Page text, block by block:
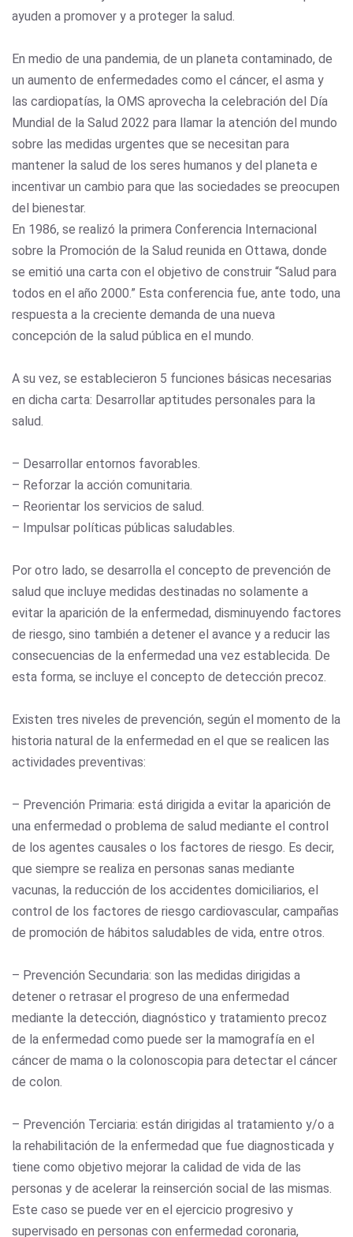
ayuden a promover y a proteger la salud.
En medio de una pandemia, de un planeta contaminado, de
un aumento de enfermedades como el cáncer, el asma y
las cardiopatías, la OMS aprovecha la celebración del Día
Mundial de la Salud 2022 para llamar la atención del mundo
sobre las medidas urgentes que se necesitan para
mantener la salud de los seres humanos y del planeta e
incentivar un cambio para que las sociedades se preocupen
del bienestar.
En 1986, se realizó la primera Conferencia Internacional
sobre la Promoción de la Salud reunida en Ottawa, donde
se emitió una carta con el objetivo de construir “Salud para
todos en el año 2000.” Esta conferencia fue, ante todo, una
respuesta a la creciente demanda de una nueva
concepción de la salud pública en el mundo.
A su vez, se establecieron 5 funciones básicas necesarias
en dicha carta: Desarrollar aptitudes personales para la
salud.
– Desarrollar entornos favorables.
– Reforzar la acción comunitaria.
– Reorientar los servicios de salud.
– Impulsar políticas públicas saludables.
Por otro lado, se desarrolla el concepto de prevención de
salud que incluye medidas destinadas no solamente a
evitar la aparición de la enfermedad, disminuyendo factores
de riesgo, sino también a detener el avance y a reducir las
consecuencias de la enfermedad una vez establecida. De
esta forma, se incluye el concepto de detección precoz.
Existen tres niveles de prevención, según el momento de la
historia natural de la enfermedad en el que se realicen las
actividades preventivas:
– Prevención Primaria: está dirigida a evitar la aparición de
una enfermedad o problema de salud mediante el control
de los agentes causales o los factores de riesgo. Es decir,
que siempre se realiza en personas sanas mediante
vacunas, la reducción de los accidentes domiciliarios, el
control de los factores de riesgo cardiovascular, campañas
de promoción de hábitos saludables de vida, entre otros.
– Prevención Secundaria: son las medidas dirigidas a
detener o retrasar el progreso de una enfermedad
mediante la detección, diagnóstico y tratamiento precoz
de la enfermedad como puede ser la mamografía en el
cáncer de mama o la colonoscopia para detectar el cáncer
de colon.
– Prevención Terciaria: están dirigidas al tratamiento y/o a
la rehabilitación de la enfermedad que fue diagnosticada y
tiene como objetivo mejorar la calidad de vida de las
personas y de acelerar la reinserción social de las mismas.
Este caso se puede ver en el ejercicio progresivo y
supervisado en personas con enfermedad coronaria,